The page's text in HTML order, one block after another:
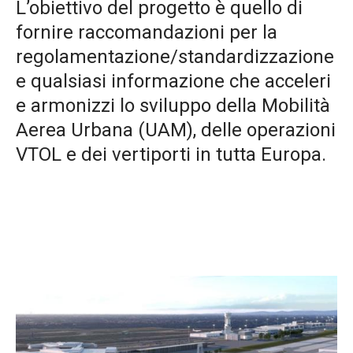
L’obiettivo del progetto è quello di
fornire raccomandazioni per la
regolamentazione/standardizzazione
e qualsiasi informazione che acceleri
e armonizzi lo sviluppo della Mobilità
Aerea Urbana (UAM), delle operazioni
VTOL e dei vertiporti in tutta Europa.